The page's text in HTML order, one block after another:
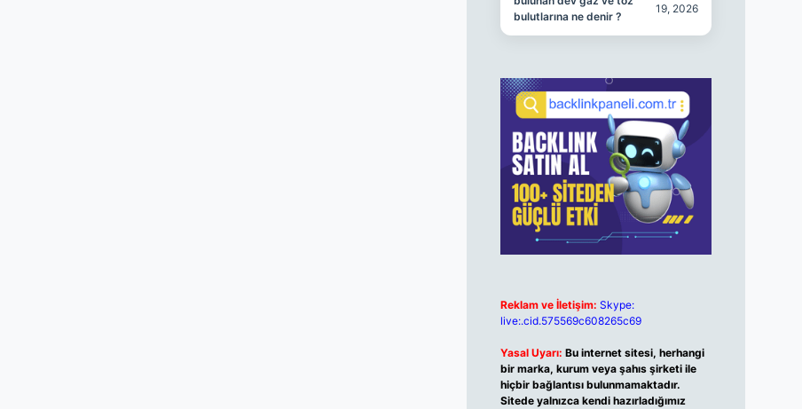
bulutlarına ne denir ?
19, 2026
Reklam ve İletişim: Skype:
live:.cid.575569c608265c69
Yasal Uyarı: Bu internet sitesi, herhangi
bir marka, kurum veya şahıs şirketi ile
hiçbir bağlantısı bulunmamaktadır.
Sitede yalnızca kendi hazırladığımız